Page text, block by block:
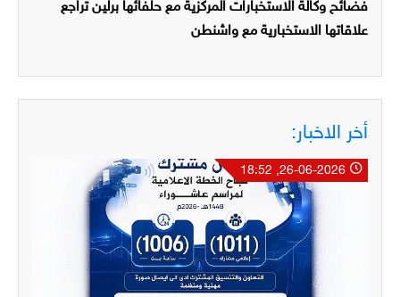
فضائح وكالة الاستخبارات المركزية مع حلفائها برلين تراجع
علاقاتها الاستخبارية مع واشنطن
أخر الاخبار: